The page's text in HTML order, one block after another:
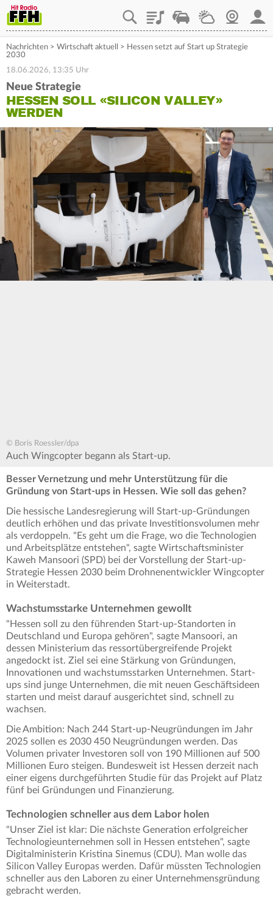
PlaylistStaupilotWetterWebcam
Nachrichten > Wirtschaft aktuell > Hessen setzt auf Start up Strategie
2030
18.06.2026, 13:35 Uhr
Neue Strategie
HESSEN SOLL «SILICON VALLEY»
WERDEN
© Boris Roessler/dpa
Auch Wingcopter begann als Start-up.
Besser Vernetzung und mehr Unterstützung für die
Gründung von Start-ups in Hessen. Wie soll das gehen?
Die hessische Landesregierung will Start-up-Gründungen
deutlich erhöhen und das private Investitionsvolumen mehr
als verdoppeln. "Es geht um die Frage, wo die Technologien
und Arbeitsplätze entstehen", sagte Wirtschaftsminister
Kaweh Mansoori (SPD) bei der Vorstellung der Start-up-
Strategie Hessen 2030 beim Drohnenentwickler Wingcopter
in Weiterstadt.
Wachstumsstarke Unternehmen gewollt
"Hessen soll zu den führenden Start-up-Standorten in
Deutschland und Europa gehören", sagte Mansoori, an
dessen Ministerium das ressortübergreifende Projekt
angedockt ist. Ziel sei eine Stärkung von Gründungen,
Innovationen und wachstumsstarken Unternehmen. Start-
ups sind junge Unternehmen, die mit neuen Geschäftsideen
starten und meist darauf ausgerichtet sind, schnell zu
wachsen.
Die Ambition: Nach 244 Start-up-Neugründungen im Jahr
2025 sollen es 2030 450 Neugründungen werden. Das
Volumen privater Investoren soll von 190 Millionen auf 500
Millionen Euro steigen. Bundesweit ist Hessen derzeit nach
einer eigens durchgeführten Studie für das Projekt auf Platz
fünf bei Gründungen und Finanzierung.
Technologien schneller aus dem Labor holen
"Unser Ziel ist klar: Die nächste Generation erfolgreicher
Technologieunternehmen soll in Hessen entstehen", sagte
Digitalministerin Kristina Sinemus (CDU). Man wolle das
Silicon Valley Europas werden. Dafür müssten Technologien
schneller aus den Laboren zu einer Unternehmensgründung
gebracht werden.